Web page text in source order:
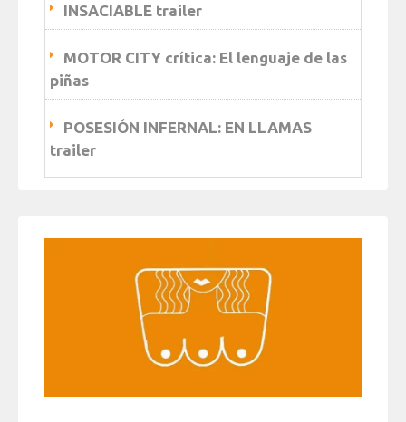
INSACIABLE trailer
MOTOR CITY crítica: El lenguaje de las
piñas
POSESIÓN INFERNAL: EN LLAMAS
trailer